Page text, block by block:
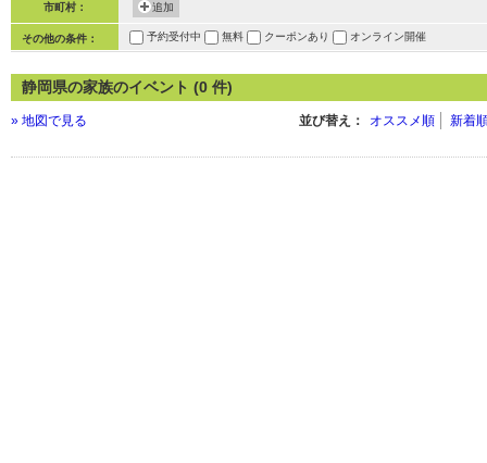
市町村： 追加
その他の条件： 予約受付中 無料 クーポンあり オンライン開催
静岡県の家族のイベント (0 件)
» 地図で見る 並び替え： オススメ順 新着